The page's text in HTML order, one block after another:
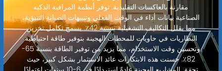
مقارنة بالعاكسات التقليدية. توفر أنظمة المراقبة الذكية
الصناعية بيانات أداء في الوقت الفعلي وتنبيهات الصيانة التنبؤية،
مما يقلل التكاليف التشغيلية بنسبة 42٪. يسمح تكامل تخزين
البطاريات في حاويات للمحطات الهجينة بتوفير طاقة احتياطية
وتحسين وقت الاستخدام، مما يزيد من توفير الطاقة بنسبة 65-
82٪. حسنت هذه الابتكارات عائد الاستثمار بشكل كبير، حيث